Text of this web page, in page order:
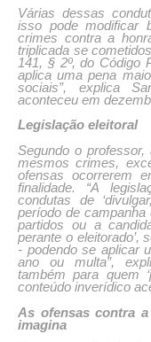
Várias dessas
isso pode modificar
crimes contra a
triplicada se
141, § 2º, do Código
aplica uma pena
sociais”, explica
aconteceu em
Legislação eleitoral
Segundo o
mesmos crimes,
ofensas ocorrerem
finalidade. “A
condutas de
período de
partidos ou a
perante o eleitorado’,
- podendo se aplicar
ano ou multa”,
também para quem
conteúdo inverídico
As ofensas contra
imagina